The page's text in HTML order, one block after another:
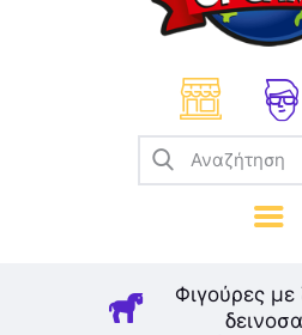
Φιγούρες
Παιχνίδια
Σπαζοκεφαλιές
Κατασκευές
Καλλιτεχνικά
Μοντελισμός
Βιβλία
Παιχνίδια